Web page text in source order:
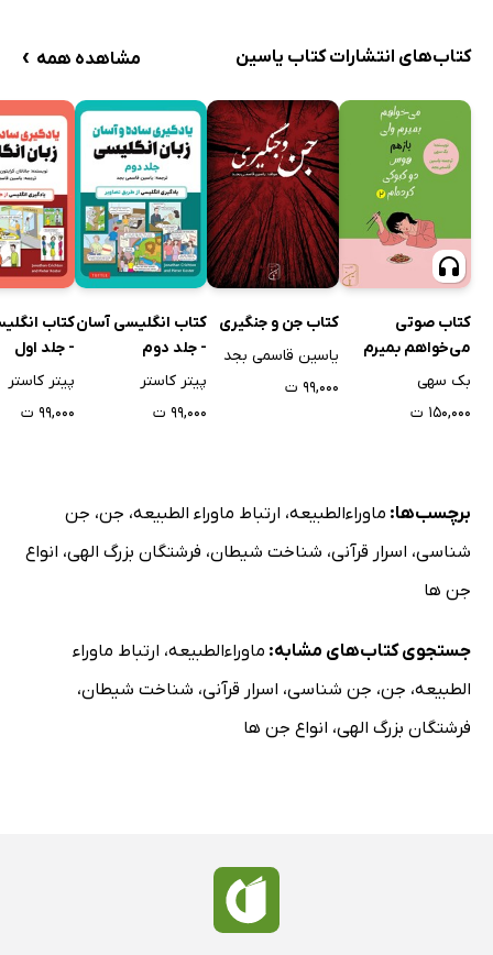
راه‌های چاره و علاج
کتاب‌های انتشارات کتاب یاسین مشاهده همه ›
کتاب صوتی
می‌خواهم بمیرم
ولی باز هم هوس
جلد دوم
بک سهی
۱۵۰,۰۰۰ ت
کتاب جن و جنگیری
یاسین قاسمی بجد
۹۹,۰۰۰ ت
کتاب انگلیسی آسان
- جلد دوم
پیتر کاستر
۹۹,۰۰۰ ت
کتاب
- جلد اول
پیتر کاستر
۹۹,۰۰۰ ت
برچسب‌ها: ماوراءالطبیعه، ارتباط ماوراء الطبیعه، جن، جن
شناسی، اسرار قرآنی، شناخت شیطان، فرشتگان بزرگ الهی، انواع
جن ها
جستجوی کتاب‌های مشابه: ماوراءالطبیعه، ارتباط ماوراء
الطبیعه، جن، جن شناسی، اسرار قرآنی، شناخت شیطان،
فرشتگان بزرگ الهی، انواع جن ها